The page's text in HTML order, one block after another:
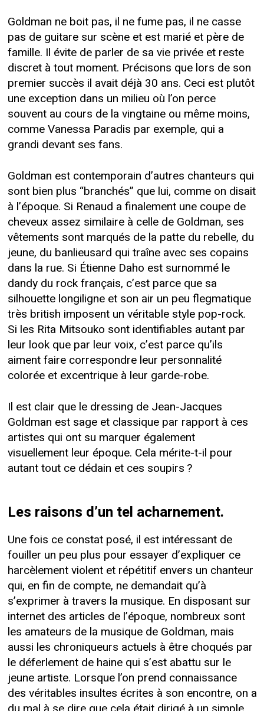
Goldman ne boit pas, il ne fume pas, il ne casse
pas de guitare sur scène et est marié et père de
famille. Il évite de parler de sa vie privée et reste
discret à tout moment. Précisons que lors de son
premier succès il avait déjà 30 ans. Ceci est plutôt
une exception dans un milieu où l’on perce
souvent au cours de la vingtaine ou même moins,
comme Vanessa Paradis par exemple, qui a
grandi devant ses fans.
Goldman est contemporain d’autres chanteurs qui
sont bien plus “branchés” que lui, comme on disait
à l’époque. Si Renaud a finalement une coupe de
cheveux assez similaire à celle de Goldman, ses
vêtements sont marqués de la patte du rebelle, du
jeune, du banlieusard qui traîne avec ses copains
dans la rue. Si Étienne Daho est surnommé le
dandy du rock français, c’est parce que sa
silhouette longiligne et son air un peu flegmatique
très british imposent un véritable style pop-rock.
Si les Rita Mitsouko sont identifiables autant par
leur look que par leur voix, c’est parce qu’ils
aiment faire correspondre leur personnalité
colorée et excentrique à leur garde-robe.
Il est clair que le dressing de Jean-Jacques
Goldman est sage et classique par rapport à ces
artistes qui ont su marquer également
visuellement leur époque. Cela mérite-t-il pour
autant tout ce dédain et ces soupirs ?
Les raisons d’un tel acharnement.
Une fois ce constat posé, il est intéressant de
fouiller un peu plus pour essayer d’expliquer ce
harcèlement violent et répétitif envers un chanteur
qui, en fin de compte, ne demandait qu’à
s’exprimer à travers la musique. En disposant sur
internet des articles de l’époque, nombreux sont
les amateurs de la musique de Goldman, mais
aussi les chroniqueurs actuels à être choqués par
le déferlement de haine qui s’est abattu sur le
jeune artiste. Lorsque l’on prend connaissance
des véritables insultes écrites à son encontre, on a